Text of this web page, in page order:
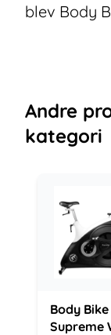
blev Body
Andre
kategori
Body Bike
Supreme